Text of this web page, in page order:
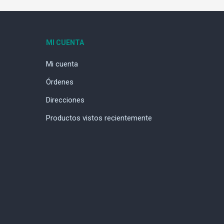
MI CUENTA
Mi cuenta
Órdenes
Direcciones
Productos vistos recientemente